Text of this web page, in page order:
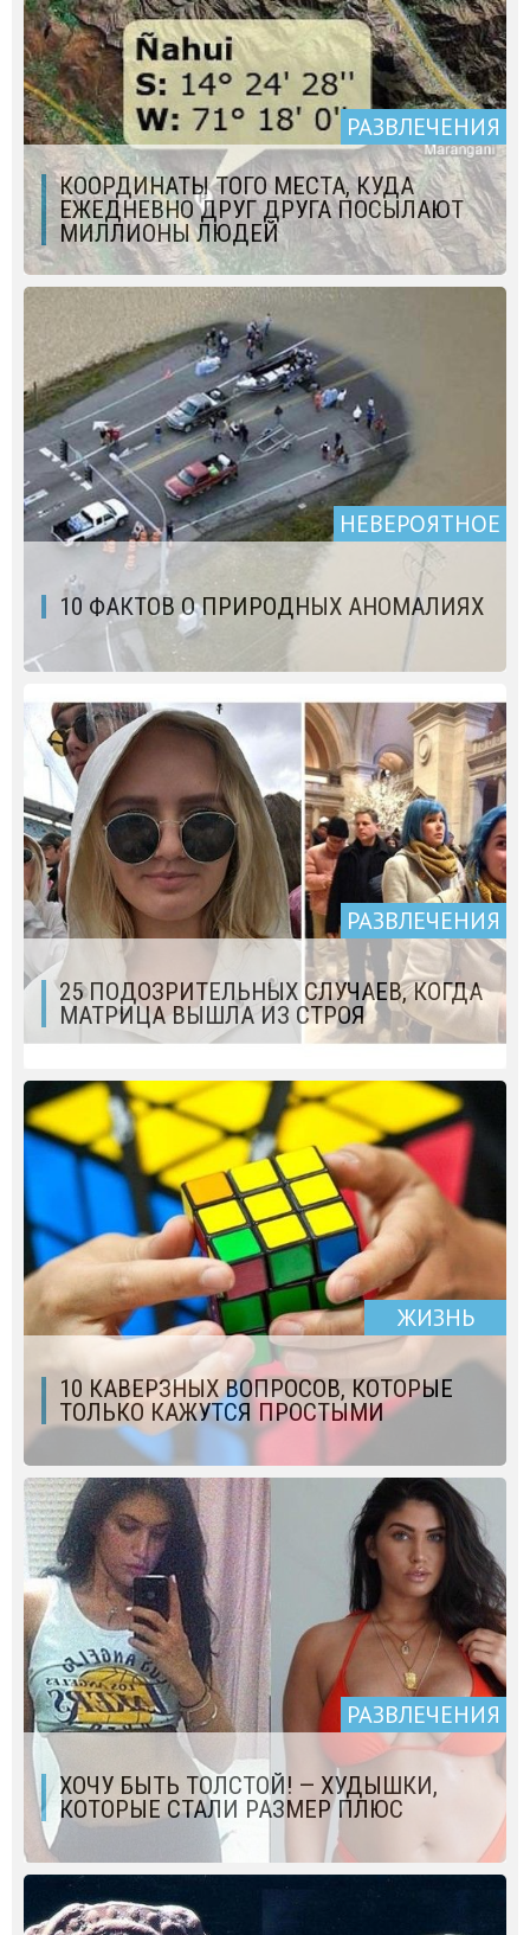
РАЗВЛЕЧЕНИЯ
КООРДИНАТЫ ТОГО МЕСТА, КУДА
ЕЖЕДНЕВНО ДРУГ ДРУГА ПОСЫЛАЮТ
МИЛЛИОНЫ ЛЮДЕЙ
НЕВЕРОЯТНОЕ
10 ФАКТОВ О ПРИРОДНЫХ АНОМАЛИЯХ
РАЗВЛЕЧЕНИЯ
25 ПОДОЗРИТЕЛЬНЫХ СЛУЧАЕВ, КОГДА
МАТРИЦА ВЫШЛА ИЗ СТРОЯ
ЖИЗНЬ
10 КАВЕРЗНЫХ ВОПРОСОВ, КОТОРЫЕ
ТОЛЬКО КАЖУТСЯ ПРОСТЫМИ
РАЗВЛЕЧЕНИЯ
ХОЧУ БЫТЬ ТОЛСТОЙ! — ХУДЫШКИ,
КОТОРЫЕ СТАЛИ РАЗМЕР ПЛЮС